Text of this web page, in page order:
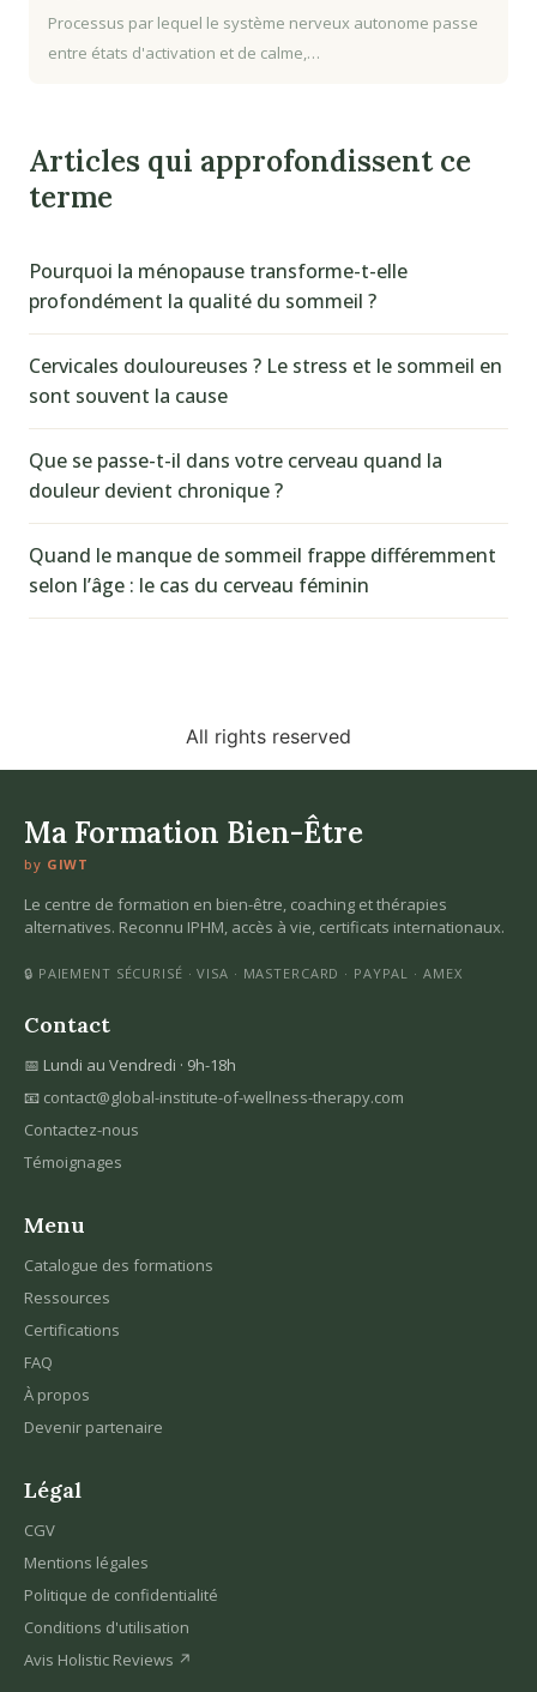
Processus par lequel le système nerveux autonome passe
entre états d'activation et de calme,…
Articles qui approfondissent ce
terme
Pourquoi la ménopause transforme-t-elle
profondément la qualité du sommeil ?
Cervicales douloureuses ? Le stress et le sommeil en
sont souvent la cause
Que se passe-t-il dans votre cerveau quand la
douleur devient chronique ?
Quand le manque de sommeil frappe différemment
selon l’âge : le cas du cerveau féminin
All rights reserved
Ma Formation Bien-Être
by GIWT
Le centre de formation en bien-être, coaching et thérapies
alternatives. Reconnu IPHM, accès à vie, certificats internationaux.
🔒 PAIEMENT SÉCURISÉ · VISA · MASTERCARD · PAYPAL · AMEX
Contact
📅 Lundi au Vendredi · 9h-18h
📧 contact@global-institute-of-wellness-therapy.com
Contactez-nous
Témoignages
Menu
Catalogue des formations
Ressources
Certifications
FAQ
À propos
Devenir partenaire
Légal
CGV
Mentions légales
Politique de confidentialité
Conditions d'utilisation
Avis Holistic Reviews ↗